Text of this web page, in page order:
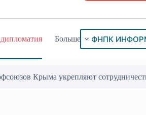
Больше ФНПК
служение» 17 Июл 2026